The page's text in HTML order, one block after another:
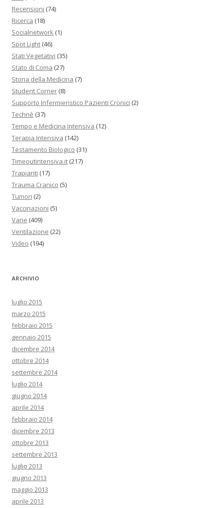
Recensioni (74)
Ricerca (18)
Socialnetwork (1)
Spot Light (46)
Stati Vegetativi (35)
Stato di Coma (27)
Storia della Medicina (7)
Student Corner (8)
Supporto Infermieristico Pazienti Cronici (2)
Technè (37)
Tempo e Medicina Intensiva (12)
Terapia Intensiva (142)
Testamento Biologico (31)
Timeoutintensiva.it (217)
Trapianti (17)
Trauma Cranico (5)
Tumori (2)
Vaccinazioni (5)
Varie (409)
Ventilazione (22)
Video (194)
ARCHIVIO
luglio 2015
marzo 2015
febbraio 2015
gennaio 2015
dicembre 2014
ottobre 2014
settembre 2014
luglio 2014
giugno 2014
aprile 2014
febbraio 2014
dicembre 2013
ottobre 2013
settembre 2013
luglio 2013
giugno 2013
maggio 2013
aprile 2013